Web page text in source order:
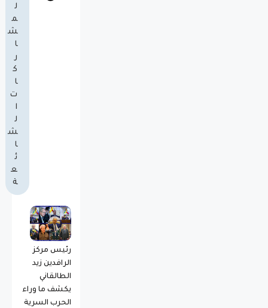
ل
م
ش
ا
ر
ك
ا
ت
ا
ل
ش
ا
ئ
ع
ة
رئيس مركز
الرافدين زيد
الطالقاني
يكشف ما وراء
الحرب السرية